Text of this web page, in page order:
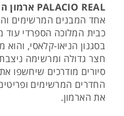
PALACIO REAL ארמון המלוכה -
אחד המבנים המרשימים
חצר גדולה ומרשימה ניצבת
סיורים מודרכים שיחשפו
החדרים המרשימים
את הארמון.